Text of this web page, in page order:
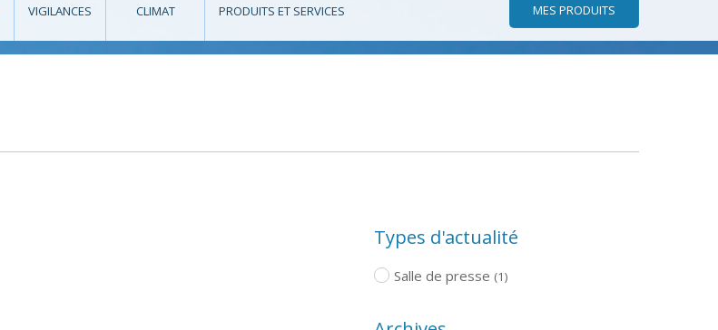
VIGILANCES CLIMAT PRODUITS ET SERVICES MES PRODUITS
Types d'actualité
Salle de presse (1)